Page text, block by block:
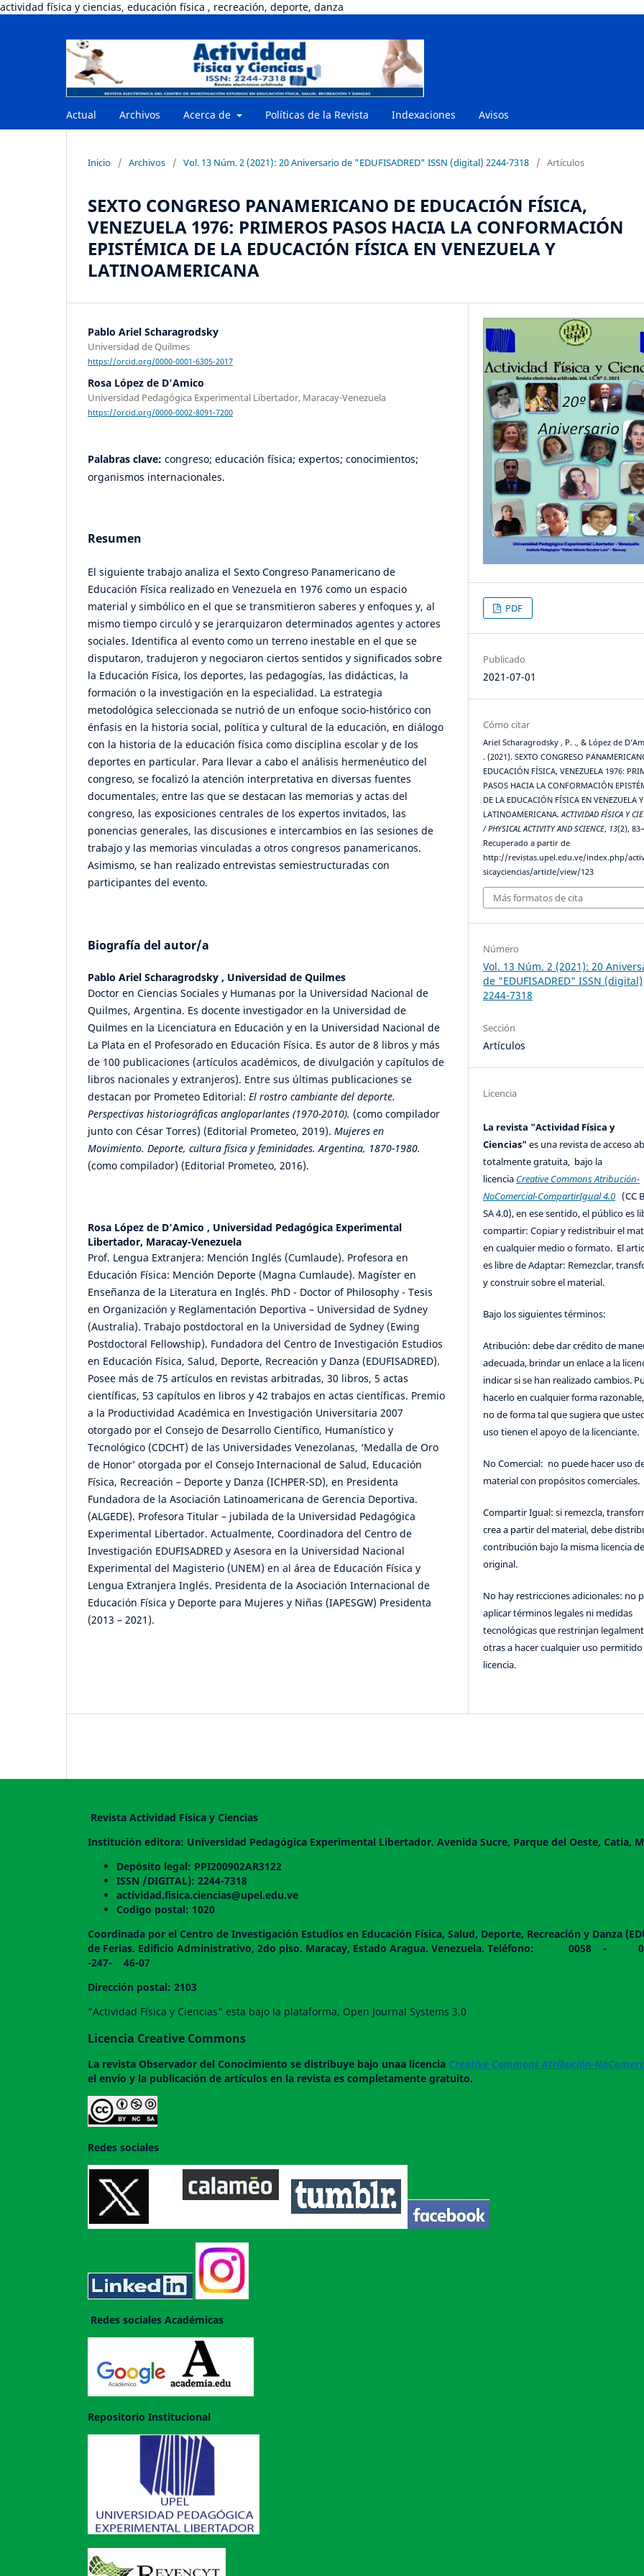
actividad física y ciencias, educación física , recreación, deporte, danza
Actual Archivos Acerca de Políticas de la Revista Indexaciones Avisos
Inicio / Archivos / Vol. 13 Núm. 2 (2021): 20 Aniversario de "EDUFISADRED" ISSN (digital) 2244-7318 / Artículos
SEXTO CONGRESO PANAMERICANO DE EDUCACIÓN FÍSICA,
VENEZUELA 1976: PRIMEROS PASOS HACIA LA CONFORMACIÓN
EPISTÉMICA DE LA EDUCACIÓN FÍSICA EN VENEZUELA Y
LATINOAMERICANA
Pablo Ariel Scharagrodsky
Universidad de Quilmes
https://orcid.org/0000-0001-6305-2017
Rosa López de D'Amico
Universidad Pedagógica Experimental Libertador, Maracay-Venezuela
https://orcid.org/0000-0002-8091-7200
Palabras clave: congreso; educación física; expertos; conocimientos;
organismos internacionales.
Resumen
El siguiente trabajo analiza el Sexto Congreso Panamericano de
Educación Física realizado en Venezuela en 1976 como un espacio
material y simbólico en el que se transmitieron saberes y enfoques y, al
mismo tiempo circuló y se jerarquizaron determinados agentes y actores
sociales. Identifica al evento como un terreno inestable en el que se
disputaron, tradujeron y negociaron ciertos sentidos y significados sobre
la Educación Física, los deportes, las pedagogías, las didácticas, la
formación o la investigación en la especialidad. La estrategia
metodológica seleccionada se nutrió de un enfoque socio-histórico con
énfasis en la historia social, política y cultural de la educación, en diálogo
con la historia de la educación física como disciplina escolar y de los
deportes en particular. Para llevar a cabo el análisis hermenéutico del
congreso, se focalizó la atención interpretativa en diversas fuentes
documentales, entre las que se destacan las memorias y actas del
congreso, las exposiciones centrales de los expertos invitados, las
ponencias generales, las discusiones e intercambios en las sesiones de
trabajo y las memorias vinculadas a otros congresos panamericanos.
Asimismo, se han realizado entrevistas semiestructuradas con
participantes del evento.
Biografía del autor/a
Pablo Ariel Scharagrodsky , Universidad de Quilmes
Doctor en Ciencias Sociales y Humanas por la Universidad Nacional de
Quilmes, Argentina. Es docente investigador en la Universidad de
Quilmes en la Licenciatura en Educación y en la Universidad Nacional de
La Plata en el Profesorado en Educación Física. Es autor de 8 libros y más
de 100 publicaciones (artículos académicos, de divulgación y capítulos de
libros nacionales y extranjeros). Entre sus últimas publicaciones se
destacan por Prometeo Editorial: El rostro cambiante del deporte.
Perspectivas historiográficas angloparlantes (1970-2010). (como compilador
junto con César Torres) (Editorial Prometeo, 2019). Mujeres en
Movimiento. Deporte, cultura física y feminidades. Argentina, 1870-1980.
(como compilador) (Editorial Prometeo, 2016).
Rosa López de D'Amico , Universidad Pedagógica Experimental
Libertador, Maracay-Venezuela
Prof. Lengua Extranjera: Mención Inglés (Cumlaude). Profesora en
Educación Física: Mención Deporte (Magna Cumlaude). Magíster en
Enseñanza de la Literatura en Inglés. PhD - Doctor of Philosophy - Tesis
en Organización y Reglamentación Deportiva – Universidad de Sydney
(Australia). Trabajo postdoctoral en la Universidad de Sydney (Ewing
Postdoctoral Fellowship). Fundadora del Centro de Investigación Estudios
en Educación Física, Salud, Deporte, Recreación y Danza (EDUFISADRED).
Posee más de 75 artículos en revistas arbitradas, 30 libros, 5 actas
científicas, 53 capítulos en libros y 42 trabajos en actas científicas. Premio
a la Productividad Académica en Investigación Universitaria 2007
otorgado por el Consejo de Desarrollo Científico, Humanístico y
Tecnológico (CDCHT) de las Universidades Venezolanas, ‘Medalla de Oro
de Honor’ otorgada por el Consejo Internacional de Salud, Educación
Física, Recreación – Deporte y Danza (ICHPER-SD), en Presidenta
Fundadora de la Asociación Latinoamericana de Gerencia Deportiva.
(ALGEDE). Profesora Titular – jubilada de la Universidad Pedagógica
Experimental Libertador. Actualmente, Coordinadora del Centro de
Investigación EDUFISADRED y Asesora en la Universidad Nacional
Experimental del Magisterio (UNEM) en al área de Educación Física y
Lengua Extranjera Inglés. Presidenta de la Asociación Internacional de
Educación Física y Deporte para Mujeres y Niñas (IAPESGW) Presidenta
(2013 – 2021).
PDF
Publicado
2021-07-01
Cómo citar
Ariel Scharagrodsky , P. ., & López de
. (2021). SEXTO CONGRESO
EDUCACIÓN FÍSICA, VENEZUELA 1976:
PASOS HACIA LA CONFORMACIÓN
DE LA EDUCACIÓN FÍSICA EN VENEZUELA Y
LATINOAMERICANA.ACTIVIDAD FÍSICA Y
/ PHYSICAL ACTIVITY AND SCIENCE, 13(2),
Recuperado a partir de
http://revistas.upel.edu.ve/index.php/
sicayciencias/article/view/123
Más formatos de cita
Número
Vol. 13 Núm. 2 (2021): 20
de "EDUFISADRED" ISSN (digital)
2244-7318
Sección
Artículos
Licencia
La revista "Actividad Física y
Ciencias"es una revista de acceso
totalmente gratuita, bajo la
licencia Creative Commons Atribución-
NoComercial-CompartirIgual 4.0 (CC
SA 4.0), en ese sentido, el público es
compartir: Copiar y redistribuir el
en cualquier medio o formato. El
es libre de Adaptar: Remezclar,
y construir sobre el material.
Bajo los siguientes términos:
Atribución: debe dar crédito de
adecuada, brindar un enlace a la
indicar si se han realizado cambios.
hacerlo en cualquier forma
no de forma tal que sugiera que
uso tienen el apoyo de la licenciante.
No Comercial: no puede hacer uso
material con propósitos comerciales.
Compartir Igual: si remezcla,
crea a partir del material, debe
contribución bajo la misma licencia
original.
No hay restricciones adicionales: no
aplicar términos legales ni medidas
tecnológicas que restrinjan
otras a hacer cualquier uso
licencia.
Revista Actividad Física y Ciencias
Institución editora: Universidad Pedagógica Experimental Libertador. Avenida Sucre, Parque del Oeste, Catia,
Depósito legal: PPI200902AR3122
ISSN /DIGITAL): 2244-7318
actividad.fisica.ciencias@upel.edu.ve
Codigo postal: 1020
Coordinada por el Centro de Investigación Estudios en Educación Física, Salud, Deporte, Recreación y Danza
de Ferias. Edificio Administrativo, 2do piso. Maracay, Estado Aragua. Venezuela. Teléfono:
-247- 46-07
Dirección postal: 2103
"Actividad Física y Ciencias" esta bajo la plataforma, Open Journal Systems 3.0
Licencia Creative Commons
La revista Observador del Conocimiento se distribuye bajo unaa licencia Creative Commons Atribución-
el envío y la publicación de artículos en la revista es completamente gratuito.
Redes sociales
Redes sociales Académicas
Repositorio Institucional